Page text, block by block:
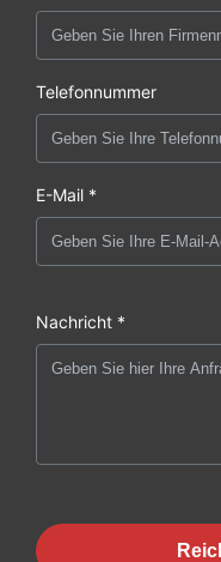
Telefonnummer
E-Mail *
Nachricht *